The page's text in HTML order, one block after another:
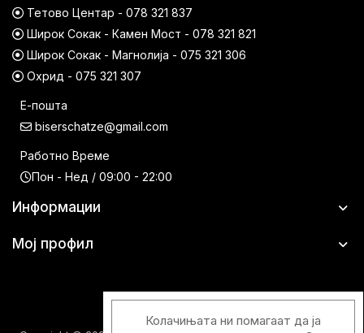
Тетово Центар - 078 321 837
Широк Сокак - Камен Мост - 078 321 821
Широк Сокак - Магнолија - 075 321 306
Охрид - 075 321 307
Е-пошта
biserschatze@gmail.com
Работно Време
Пон - Нед / 09:00 - 22:00
Информации
Мој профил
Колачињата ни помагаат да ја